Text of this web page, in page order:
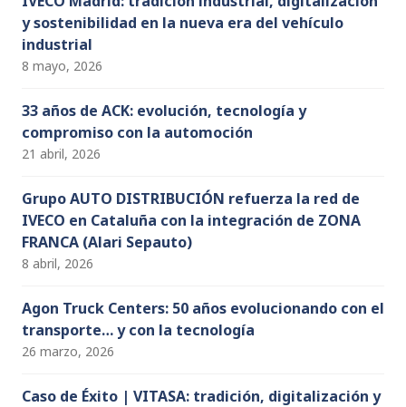
y sostenibilidad en la nueva era del vehículo
industrial
8 mayo, 2026
33 años de ACK: evolución, tecnología y
compromiso con la automoción
21 abril, 2026
Grupo AUTO DISTRIBUCIÓN refuerza la red de
IVECO en Cataluña con la integración de ZONA
FRANCA (Alari Sepauto)
8 abril, 2026
Agon Truck Centers: 50 años evolucionando con el
transporte… y con la tecnología
26 marzo, 2026
Caso de Éxito | VITASA: tradición, digitalización y